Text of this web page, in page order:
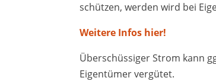
schützen, werden wird bei
Weitere Infos hier!
Überschüssiger Strom kann
Eigentümer vergütet.